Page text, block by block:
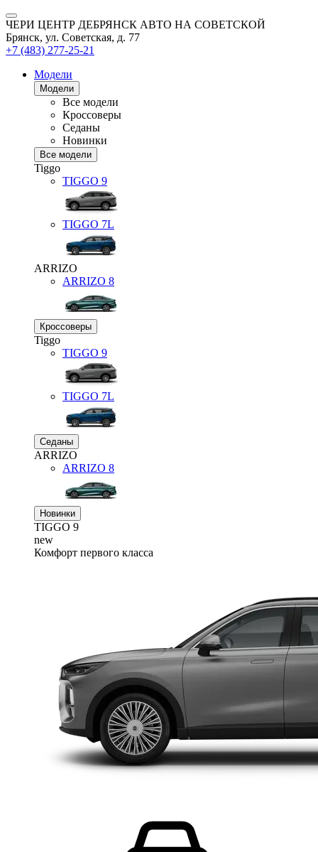
ЧЕРИ ЦЕНТР ДЕБРЯНСК АВТО НА СОВЕТСКОЙ
Брянск, ул. Советская, д. 77
+7 (483) 277-25-21
Модели
Модели
Все модели
Кроссоверы
Седаны
Новинки
Все модели
Tiggo
TIGGO 9
TIGGO 7L
ARRIZO
ARRIZO 8
Кроссоверы
Tiggo
TIGGO 9
TIGGO 7L
Седаны
ARRIZO
ARRIZO 8
Новинки
TIGGO 9
new
Комфорт первого класса